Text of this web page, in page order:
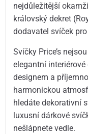
nejdůležitější
královský dekret
dodavatel svíček
Svíčky Price’s
elegantní
designem a
harmonickou
hledáte dekorativní
luxusní dárkové
nešlápnete vedle.